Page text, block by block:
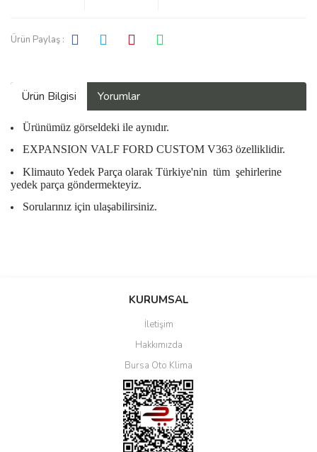
Ürün Paylaş :
Ürün Bilgisi Yorumlar
Ürünümüz görseldeki ile aynıdır.
EXPANSION VALF FORD CUSTOM V363 özelliklidir.
Klimauto Yedek Parça olarak Türkiye'nin tüm şehirlerine
yedek parça göndermekteyiz.
Sorularınız için ulaşabilirsiniz.
Bu ürüne ilk yorumu siz yapın!
Yorum Yaz
KURUMSAL
İletişim
Hakkımızda
Bursa Oto Klima